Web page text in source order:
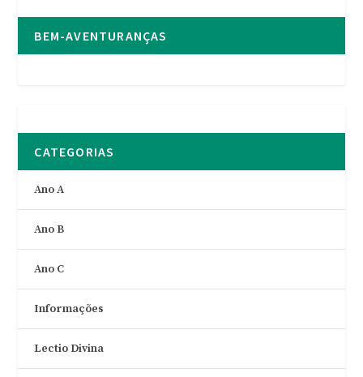
BEM-AVENTURANÇAS
CATEGORIAS
Ano A
Ano B
Ano C
Informações
Lectio Divina